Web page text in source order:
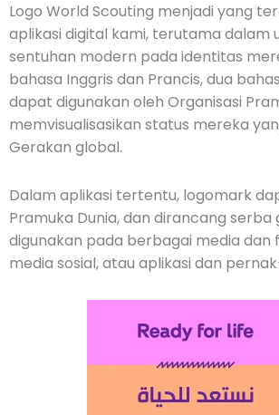
Logo World Scouting menjadi yang
aplikasi digital kami, terutama dalam
sentuhan modern pada identitas
bahasa Inggris dan Prancis, dua
dapat digunakan oleh Organisasi
memvisualisasikan status mereka
Gerakan global.
Dalam aplikasi tertentu, logomark
Pramuka Dunia, dan dirancang
digunakan pada berbagai media
media sosial, atau aplikasi dan